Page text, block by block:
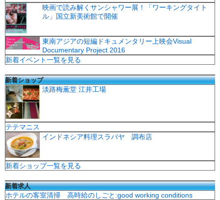
映画で読み解くサンシャワー展！「ワーキングタイト
ル」国立新美術館で開催
東南アジアの短編ドキュメンタリー上映会Visual
Documentary Project 2016
新着イベント一覧を見る
新着ショップ
淡路梅薫堂 江井工場
テテマニス
インドネシア料理スラバヤ 調布店
新着ショップ一覧を見る
新着求人
ホテルの客室清掃 高時給のしごと:good working conditions